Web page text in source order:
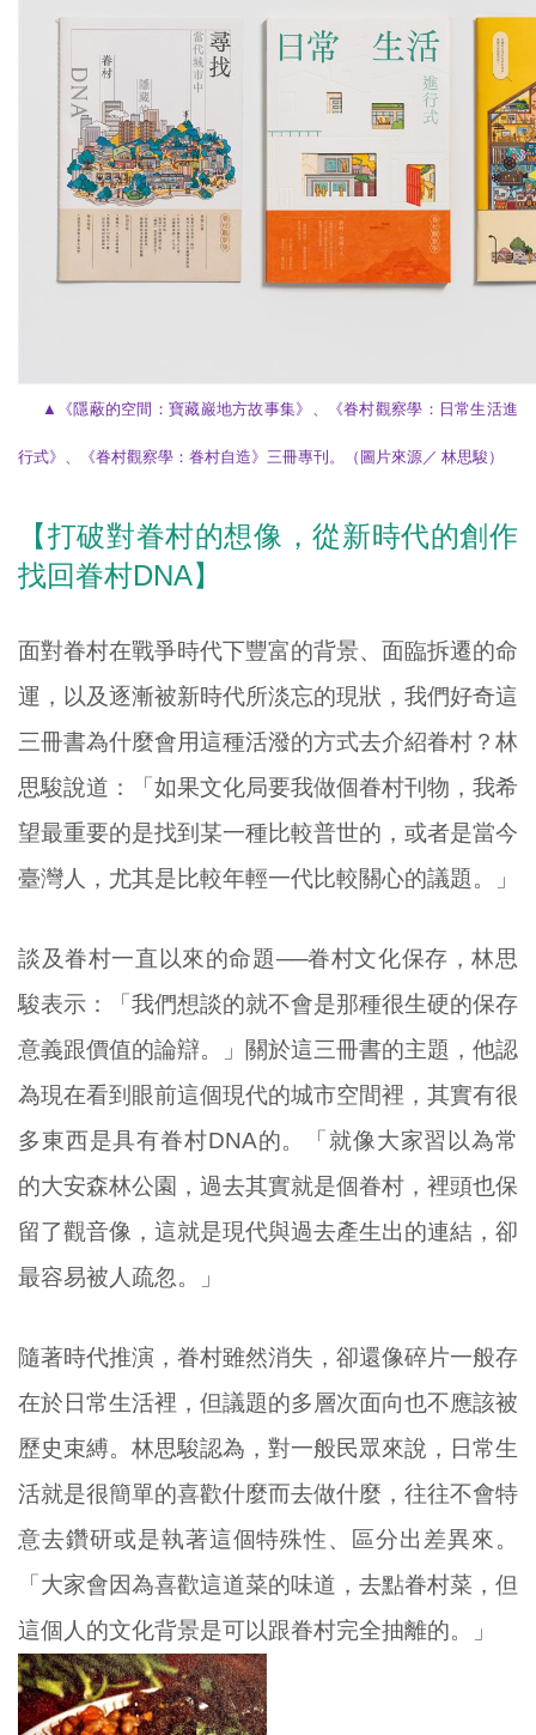
▲《隱蔽的空間：寶藏巖地方故事集》、《眷村觀察學：日常生活進
行式》、 《眷村觀察學：眷村自造》三冊專刊 。（圖片來源／ 林思駿）
【打破對眷村的想像，從新時代的創作
找回眷村DNA】
面對眷村在戰爭時代下豐富的背景、面臨拆遷的命
運，以及逐漸被新時代所淡忘的現狀，我們好奇這
三冊書為什麼會用這種活潑的方式去介紹眷村？林
思駿說道：「如果文化局要我做個眷村刊物，我希
望最重要的是找到某一種比較普世的，或者是當今
臺灣人，尤其是比較年輕一代比較關心的議題。」
談及眷村一直以來的命題──眷村文化保存，林思
駿表示：「我們想談的就不會是那種很生硬的保存
意義跟價值的論辯。」關於這三冊書的主題，他認
為現在看到眼前這個現代的城市空間裡，其實有很
多東西是具有眷村DNA的。「就像大家習以為常
的大安森林公園，過去其實就是個眷村，裡頭也保
留了觀音像，這就是現代與過去產生出的連結，卻
最容易被人疏忽。」
隨著時代推演，眷村雖然消失，卻還像碎片一般存
在於日常生活裡，但議題的多層次面向也不應該被
歷史束縛。林思駿認為，對一般民眾來說，日常生
活就是很簡單的喜歡什麼而去做什麼，往往不會特
意去鑽研或是執著這個特殊性、區分出差異來。
「大家會因為喜歡這道菜的味道，去點眷村菜，但
這個人的文化背景是可以跟眷村完全抽離的。」